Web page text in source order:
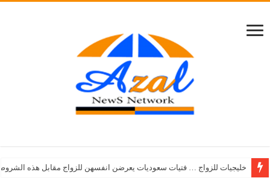
خليجيات للزواج … فتيات سعوديات يعرضن انفسهن للزواج مقابل هذه